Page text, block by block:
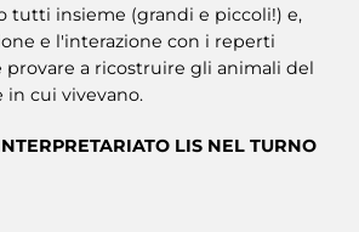
tutti insieme (grandi e piccoli!) e,
e l'interazione con i reperti
provare a ricostruire gli animali del
in cui vivevano.
LIS NEL TURNO